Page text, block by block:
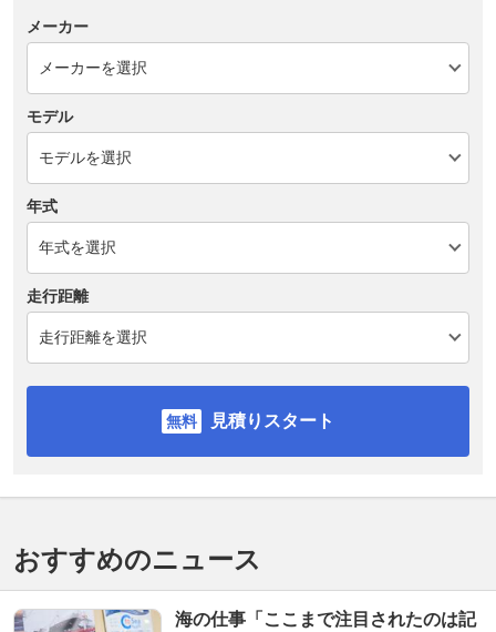
メーカー
モデル
年式
走行距離
見積りスタート
おすすめのニュース
海の仕事「ここまで注目されたのは記